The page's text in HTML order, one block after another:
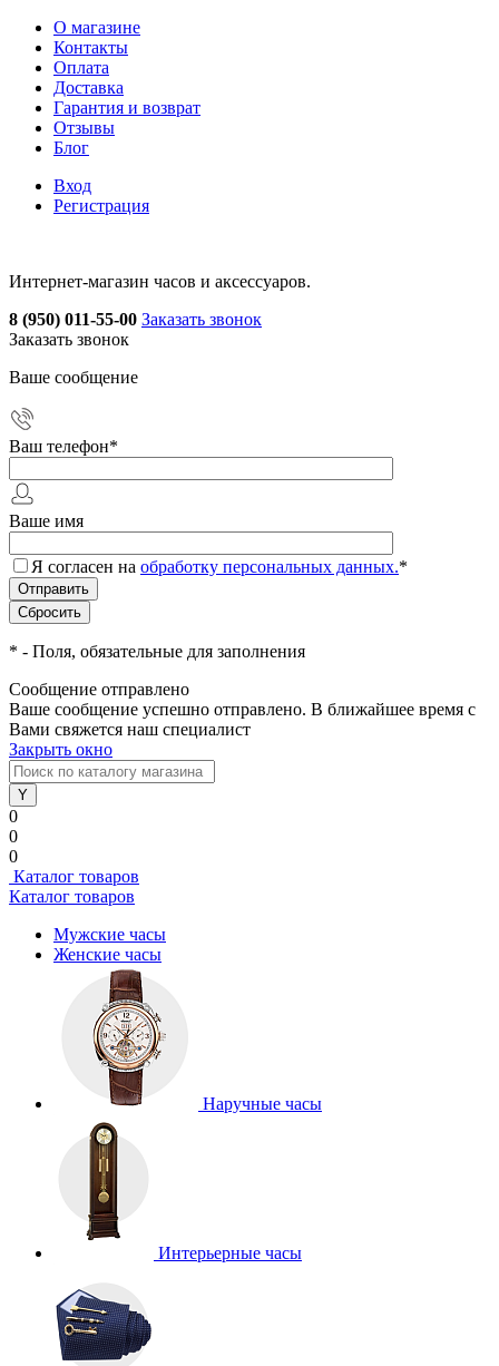
О магазине
Контакты
Оплата
Доставка
Гарантия и возврат
Отзывы
Блог
Вход
Регистрация
Интернет-магазин часов и аксессуаров.
8 (950) 011-55-00 Заказать звонок
Заказать звонок
Ваше сообщение
Ваш телефон*
Ваше имя
Я согласен на обработку персональных данных.*
* - Поля, обязательные для заполнения
Сообщение отправлено
Ваше сообщение успешно отправлено. В ближайшее время с
Вами свяжется наш специалист
Закрыть окно
0
0
0
Каталог товаров
Каталог товаров
Мужские часы
Женские часы
Наручные часы
Интерьерные часы